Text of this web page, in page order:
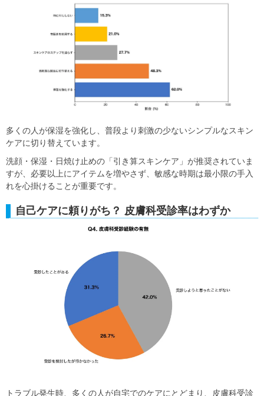
多くの人が保湿を強化し、普段より刺激の少ないシンプルなスキン
ケアに切り替えています。
洗顔・保湿・日焼け止めの「引き算スキンケア」が推奨されていま
すが、必要以上にアイテムを増やさず、敏感な時期は最小限の手入
れを心掛けることが重要です。
自己ケアに頼りがち？ 皮膚科受診率はわずか
トラブル発生時、多くの人が自宅でのケアにとどまり、皮膚科受診